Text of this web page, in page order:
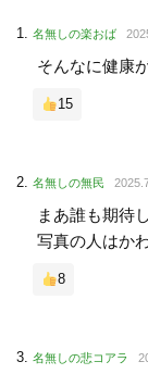
名無しの楽おば
そんなに健康
15
名無しの無民
まあ誰も期待
写真の人はか
8
名無しの悲コアラ